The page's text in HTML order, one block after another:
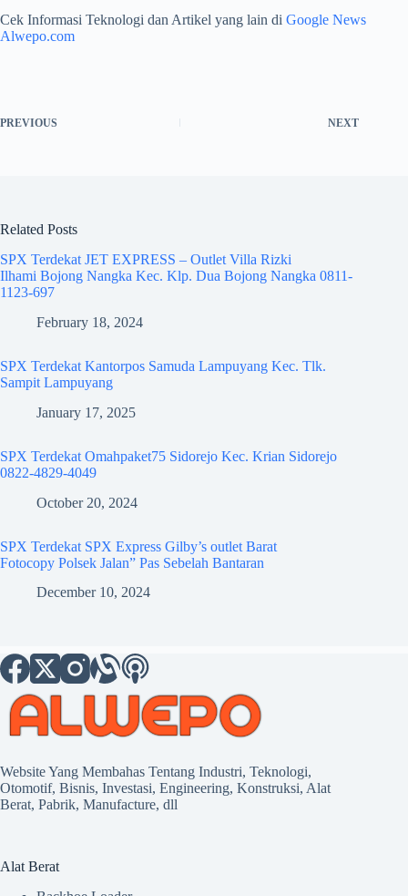
Cek Informasi Teknologi dan Artikel yang lain di Google News
Alwepo.com
PREVIOUS NEXT
Related Posts
SPX Terdekat JET EXPRESS – Outlet Villa Rizki
Ilhami Bojong Nangka Kec. Klp. Dua Bojong Nangka 0811-
1123-697
February 18, 2024
SPX Terdekat Kantorpos Samuda Lampuyang Kec. Tlk.
Sampit Lampuyang
January 17, 2025
SPX Terdekat Omahpaket75 Sidorejo Kec. Krian Sidorejo
0822-4829-4049
October 20, 2024
SPX Terdekat SPX Express Gilby’s outlet Barat
Fotocopy Polsek Jalan” Pas Sebelah Bantaran
December 10, 2024
Website Yang Membahas Tentang Industri, Teknologi,
Otomotif, Bisnis, Investasi, Engineering, Konstruksi, Alat
Berat, Pabrik, Manufacture, dll
Alat Berat